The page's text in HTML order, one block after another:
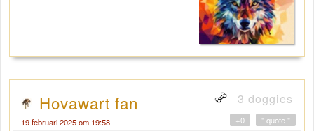
Hovawart fan 3 doggies
19 februari 2025 om 19:58 " quote "
+0